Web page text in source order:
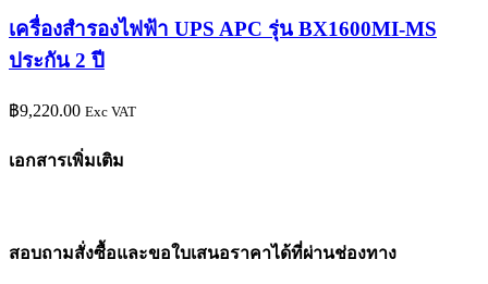
เครื่องสำรองไฟฟ้า UPS APC รุ่น BX1600MI-MS
ประกัน 2 ปี
฿9,220.00 Exc VAT
เอกสารเพิ่มเติม
สอบถามสั่งซื้อและขอใบเสนอราคาได้ที่ผ่านช่องทาง